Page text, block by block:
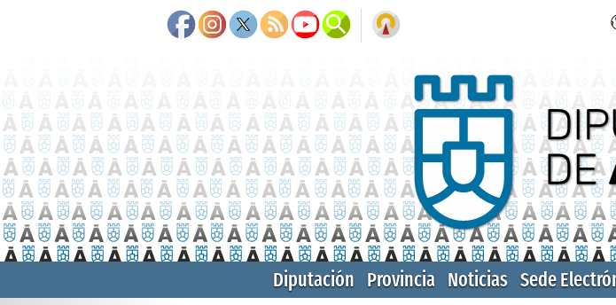
Diputación Provincia Noticias Sede